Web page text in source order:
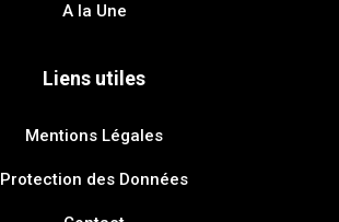
A la Une
Liens utiles
Mentions Légales
Protection des Données